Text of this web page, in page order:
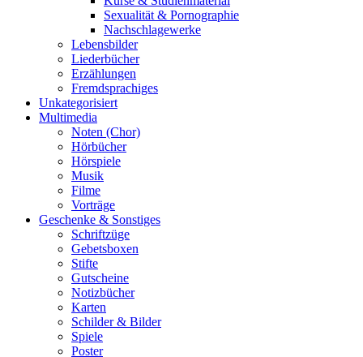
Sexualität & Pornographie
Nachschlagewerke
Lebensbilder
Liederbücher
Erzählungen
Fremdsprachiges
Unkategorisiert
Multimedia
Noten (Chor)
Hörbücher
Hörspiele
Musik
Filme
Vorträge
Geschenke & Sonstiges
Schriftzüge
Gebetsboxen
Stifte
Gutscheine
Notizbücher
Karten
Schilder & Bilder
Spiele
Poster